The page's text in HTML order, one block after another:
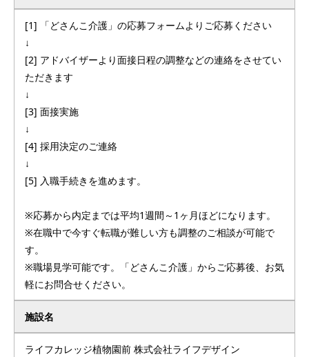
[1] 「どさんこ介護」の応募フォームよりご応募ください
↓
[2] アドバイザーより面接日程の調整などの連絡をさせてい
ただきます
↓
[3] 面接実施
↓
[4] 採用決定のご連絡
↓
[5] 入職手続きを進めます。
※応募から内定までは平均1週間～1ヶ月ほどになります。
※在職中で今すぐ転職が難しい方も調整のご相談が可能で
す。
※職場見学可能です。「どさんこ介護」からご応募後、お気
軽にお問合せください。
施設名
ライフカレッジ植物園前 株式会社ライフデザイン